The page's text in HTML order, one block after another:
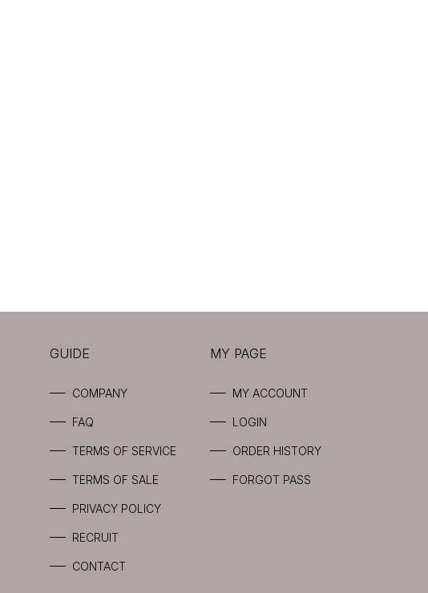
GUIDE
COMPANY
FAQ
TERMS OF SERVICE
TERMS OF SALE
PRIVACY POLICY
RECRUIT
CONTACT
MY PAGE
MY ACCOUNT
LOGIN
ORDER HISTORY
FORGOT PASS